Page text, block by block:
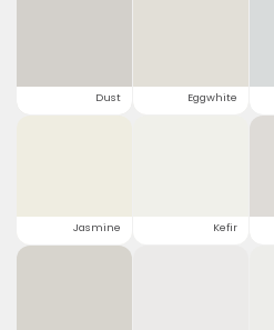
Dust Eggwhite
Jasmine Kefir